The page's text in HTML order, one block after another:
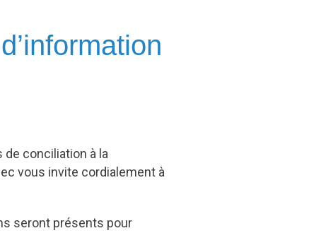
conciliation à la
vous invite cordialement à
seront présents pour